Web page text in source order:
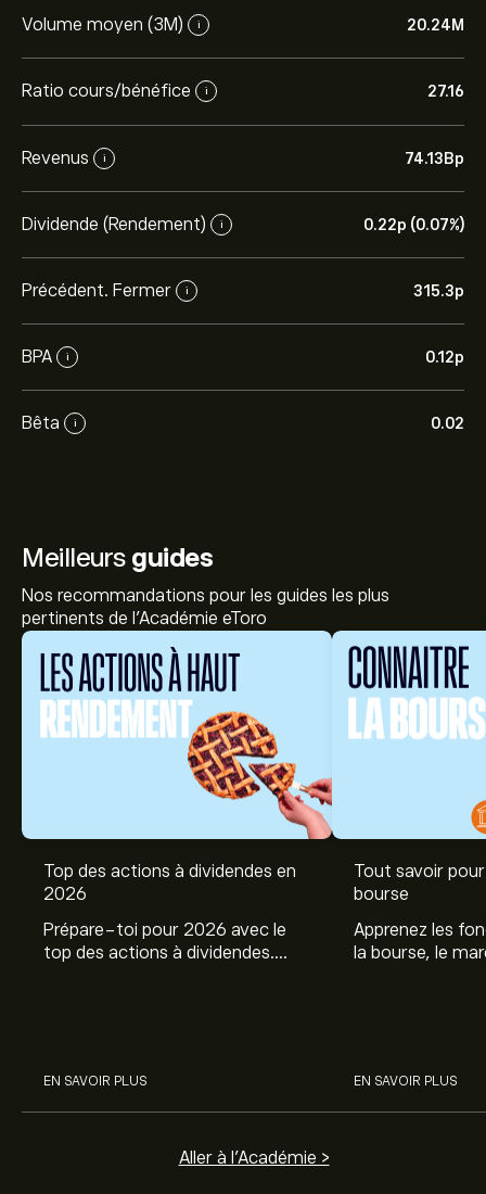
Volume moyen (3M) i 20.24M
Ratio cours/bénéfice i 27.16
Revenus i 74.13B‎p‎
Dividende (Rendement) i 0.22‎p‎ (0.07%)
Précédent. Fermer i 315.3‎p‎
BPA i 0.12‎p‎
Bêta i 0.02
Meilleurs guides
Nos recommandations pour les guides les plus
pertinents de l'Académie eToro
Top des actions à dividendes en
2026
Prépare-toi pour 2026 avec le
top des actions à dividendes.
EN SAVOIR PLUS
Tout savoir
bourse
Apprenez les
la bourse, le
EN SAVOIR PLUS
Aller à l'Académie >